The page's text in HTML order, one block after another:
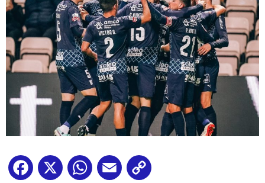
Facebook
X WhatsApp
Email